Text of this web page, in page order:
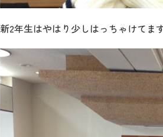
新2年生はやはり少しはっちゃけてま